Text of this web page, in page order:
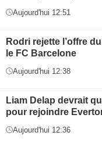
Aujourd'hui 12:51
Rodri rejette l’offre
le FC Barcelone
Aujourd'hui 12:38
Liam Delap devrait
pour rejoindre
Aujourd'hui 12:36